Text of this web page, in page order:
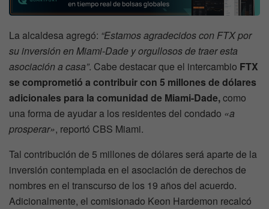
La alcaldesa agregó: “Estamos agradecidos con FTX por
su inversión en Miami-Dade y orgullosos de traer esta
asociación a casa”. Cabe destacar que el intercambio FTX
se comprometió a contribuir con 5 millones de dólares
adicionales para la comunidad de Miami-Dade,como
una forma de ayudar a los residentes del condado «a
prosperar», reportó CBS Miami.
Tal contribución de 5 millones de dólares será aparte de la
inversión contemplada en el asociación de derechos de
nombres en el transcurso de los 19 años del acuerdo.
Adicionalmente, el comisionado Keon Hardemon recalcó